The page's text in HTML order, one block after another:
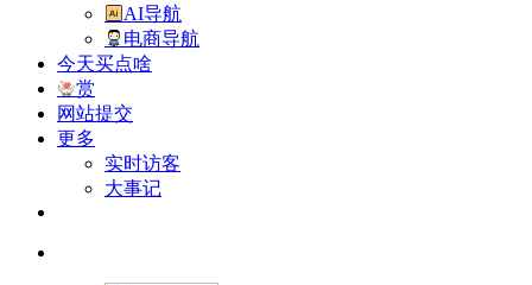
AI导航
电商导航
今天买点啥
赏
网站提交
更多
实时访客
大事记